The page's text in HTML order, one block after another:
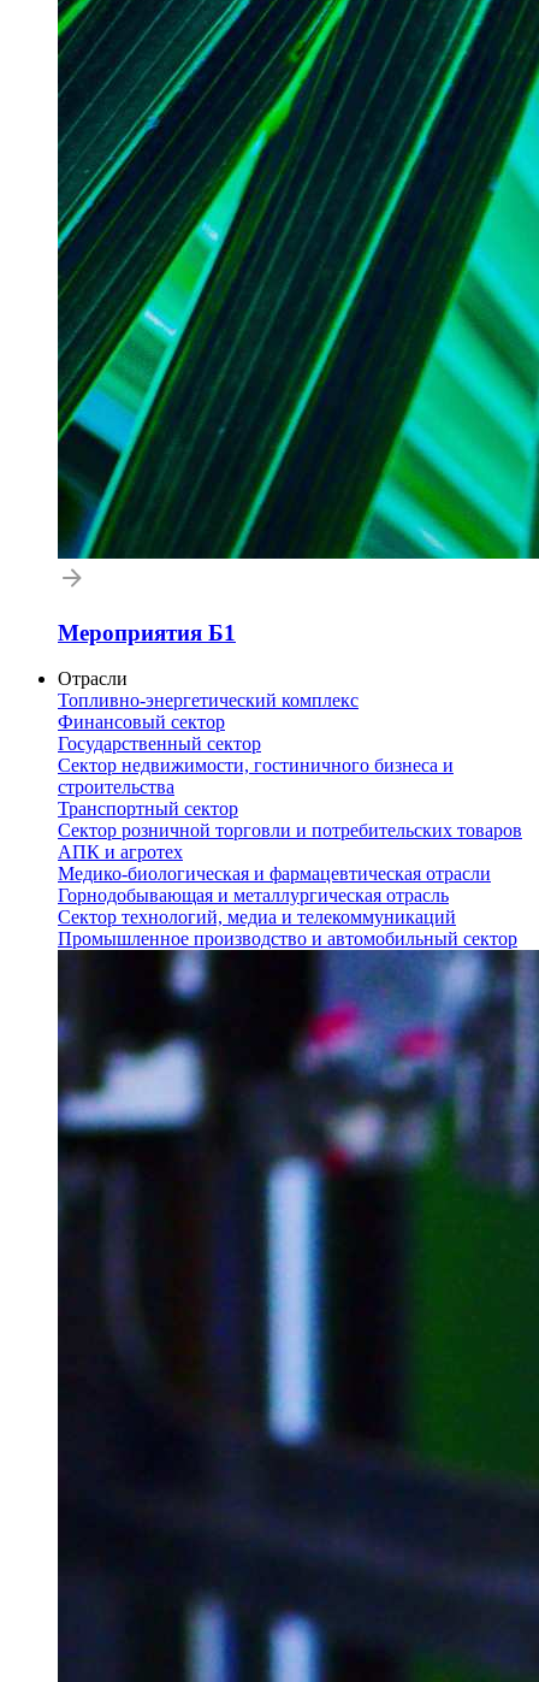
Мероприятия Б1
Отрасли
Топливно-энергетический комплекс
Финансовый сектор
Государственный сектор
Сектор недвижимости, гостиничного бизнеса и
строительства
Транспортный сектор
Сектор розничной торговли и потребительских товаров
АПК и агротех
Медико-биологическая и фармацевтическая отрасли
Горнодобывающая и металлургическая отрасль
Сектор технологий, медиа и телекоммуникаций
Промышленное производство и автомобильный сектор